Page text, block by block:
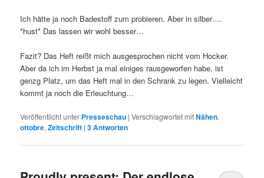
Ich hätte ja noch Badestoff zum probieren. Aber in silber….
*hust* Das lassen wir wohl besser…
Fazit? Das Heft reißt mich ausgesprochen nicht vom Hocker.
Aber da ich im Herbst ja mal einiges rausgeworfen habe, ist
genzg Platz, um das Heft mal in den Schrank zu legen. Vielleicht
kommt ja noch die Erleuchtung…
Veröffentlicht unter Presseschau |Verschlagwortet mitNähen,
ottobre,Zeitschrift |3Antworten